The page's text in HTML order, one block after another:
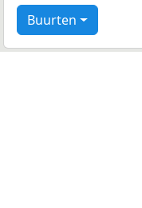
Buurten